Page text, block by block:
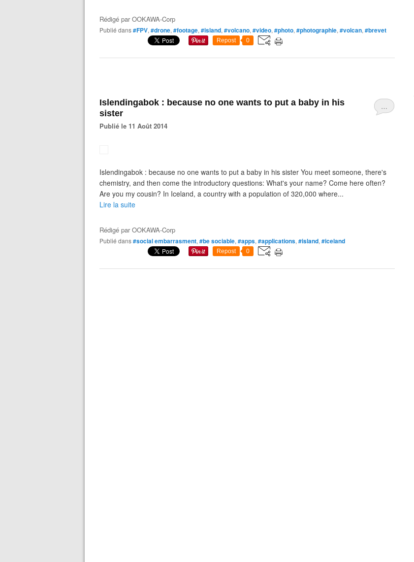
Rédigé parOOKAWA-Corp
Publié dans#FPV, #drone, #footage, #island, #volcano, #video, #photo, #photographie, #volcan, #brevet
Repost 0
…
Islendingabok : because no one wants to put a baby in his
sister
Publié le 11 Août 2014
Islendingabok : because no one wants to put a baby in his sister You meet someone, there's
chemistry, and then come the introductory questions: What's your name? Come here often?
Are you my cousin? In Iceland, a country with a population of 320,000 where...
Lire la suite
Rédigé parOOKAWA-Corp
Publié dans#social embarrasment, #be sociable, #apps, #applications, #island, #iceland
Repost 0